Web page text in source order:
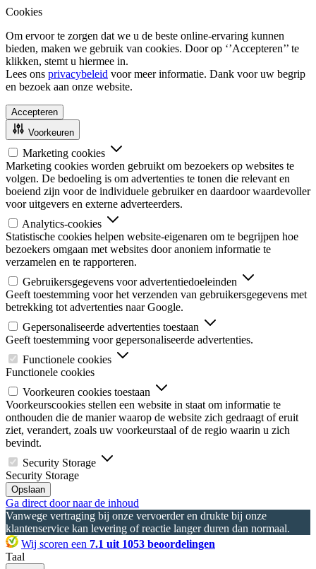
Cookies
Om ervoor te zorgen dat we u de beste online-ervaring kunnen
bieden, maken we gebruik van cookies. Door op ‘’Accepteren’’ te
klikken, stemt u hiermee in.
Lees ons privacybeleid voor meer informatie. Dank voor uw begrip
en bezoek aan onze website.
Accepteren
Voorkeuren
Marketing cookies
Marketing cookies worden gebruikt om bezoekers op websites te
volgen. De bedoeling is om advertenties te tonen die relevant en
boeiend zijn voor de individuele gebruiker en daardoor waardevoller
voor uitgevers en externe adverteerders.
Analytics-cookies
Statistische cookies helpen website-eigenaren om te begrijpen hoe
bezoekers omgaan met websites door anoniem informatie te
verzamelen en te rapporteren.
Gebruikersgegevens voor advertentiedoeleinden
Geeft toestemming voor het verzenden van gebruikersgegevens met
betrekking tot advertenties naar Google.
Gepersonaliseerde advertenties toestaan
Geeft toestemming voor gepersonaliseerde advertenties.
Functionele cookies
Functionele cookies
Voorkeuren cookies toestaan
Voorkeurscookies stellen een website in staat om informatie te
onthouden die de manier waarop de website zich gedraagt of eruit
ziet, verandert, zoals uw voorkeurstaal of de regio waarin u zich
bevindt.
Security Storage
Security Storage
Opslaan
Ga direct door naar de inhoud
Vanwege vertraging bij onze vervoerder en drukte bij onze
klantenservice kan levering of reactie langer duren dan normaal.
Wij scoren een 7.1 uit 1053 beoordelingen
Taal